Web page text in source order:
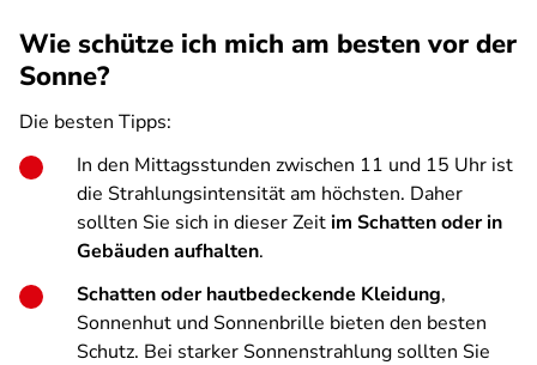
Wie schütze ich mich am besten vor der
Sonne?
Die besten Tipps:
In den Mittagsstunden zwischen 11 und 15 Uhr ist
die Strahlungsintensität am höchsten. Daher
sollten Sie sich in dieser Zeitim Schatten oder in
Gebäuden aufhalten.
Schatten oder hautbedeckende Kleidung,
Sonnenhut und Sonnenbrille bieten den besten
Schutz. Bei starker Sonnenstrahlung sollten Sie